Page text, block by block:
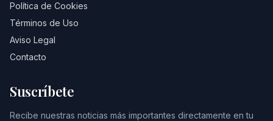
Política de Cookies
Términos de Uso
Aviso Legal
Contacto
Suscríbete
Recibe nuestras noticias más importantes directamente en tu